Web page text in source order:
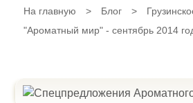
На главную > Блог >
"Ароматный мир" - сентябрь 2014